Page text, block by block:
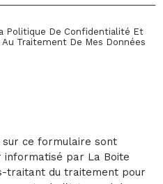
Politique De Confidentialité Et
Traitement De Mes Données
ce formulaire sont
informatisé par La Boite
traitant du traitement pour